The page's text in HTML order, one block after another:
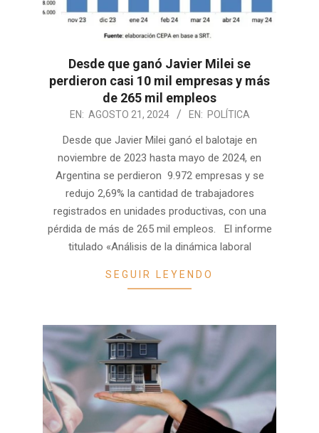
Desde que ganó Javier Milei se
perdieron casi 10 mil empresas y más
de 265 mil empleos
EN: AGOSTO 21, 2024 EN: POLÍTICA
Desde que Javier Milei ganó el balotaje en
noviembre de 2023 hasta mayo de 2024, en
Argentina se perdieron 9.972 empresas y se
redujo 2,69% la cantidad de trabajadores
registrados en unidades productivas, con una
pérdida de más de 265 mil empleos. El informe
titulado «Análisis de la dinámica laboral
SEGUIR LEYENDO